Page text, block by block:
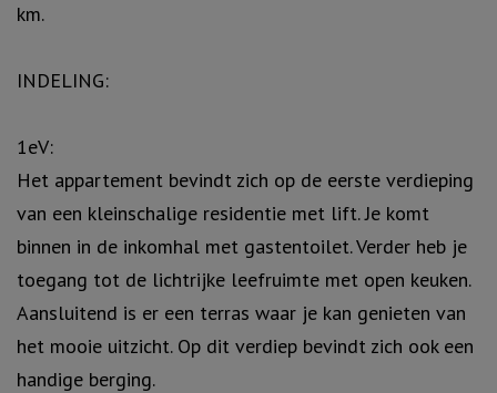
km.
INDELING:
1eV:
Het appartement bevindt zich op de eerste verdieping
van een kleinschalige residentie met lift. Je komt
binnen in de inkomhal met gastentoilet. Verder heb je
toegang tot de lichtrijke leefruimte met open keuken.
Aansluitend is er een terras waar je kan genieten van
het mooie uitzicht. Op dit verdiep bevindt zich ook een
handige berging.